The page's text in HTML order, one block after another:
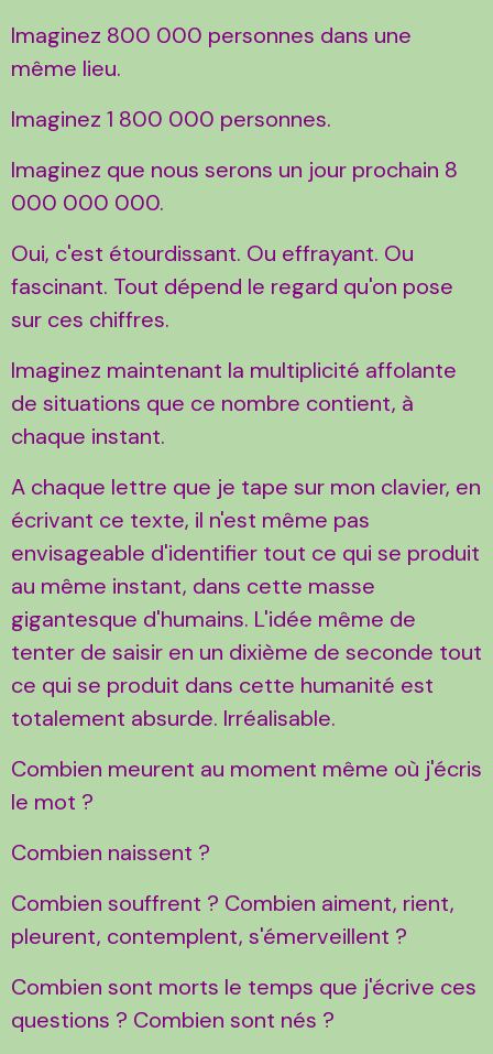
Imaginez 800 000 personnes dans une
même lieu.
Imaginez 1 800 000 personnes.
Imaginez que nous serons un jour prochain 8
000 000 000.
Oui, c'est étourdissant. Ou effrayant. Ou
fascinant. Tout dépend le regard qu'on pose
sur ces chiffres.
Imaginez maintenant la multiplicité affolante
de situations que ce nombre contient, à
chaque instant.
A chaque lettre que je tape sur mon clavier, en
écrivant ce texte, il n'est même pas
envisageable d'identifier tout ce qui se produit
au même instant, dans cette masse
gigantesque d'humains. L'idée même de
tenter de saisir en un dixième de seconde tout
ce qui se produit dans cette humanité est
totalement absurde. Irréalisable.
Combien meurent au moment même où j'écris
le mot ?
Combien naissent ?
Combien souffrent ? Combien aiment, rient,
pleurent, contemplent, s'émerveillent ?
Combien sont morts le temps que j'écrive ces
questions ? Combien sont nés ?